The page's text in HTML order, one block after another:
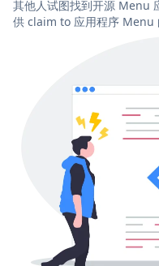
其他人试图找到开源 Menu
供 claim to 应用程序 Menu